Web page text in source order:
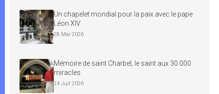
Un chapelet mondial pour la paix avec le pape
Léon XIV
28 Mai 2026
Mémoire de saint Charbel, le saint aux 30 000
miracles
24 Juil 2026